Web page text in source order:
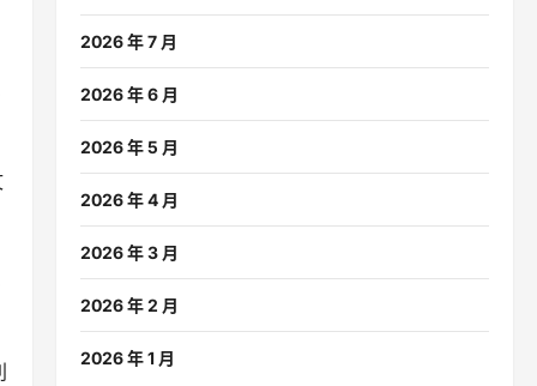
2026 年 7 月
2026 年 6 月
2026 年 5 月
2026 年 4 月
2026 年 3 月
2026 年 2 月
2026 年 1 月